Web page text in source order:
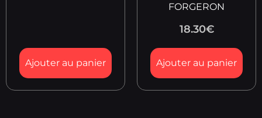
Ajouter au panier
FORGERON
18.30€
Ajouter au panier